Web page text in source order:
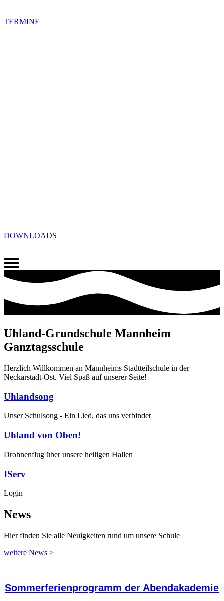
TERMINE
DOWNLOADS
Uhland-Grundschule Mannheim
Ganztagsschule
Herzlich Willkommen an Mannheims Stadtteilschule in der
Neckarstadt-Ost. Viel Spaß auf unserer Seite!
Uhlandsong
Unser Schulsong - Ein Lied, das uns verbindet
Uhland von Oben!
Drohnenflug über unsere heiligen Hallen
IServ
Login
News
Hier finden Sie alle Neuigkeiten rund um unsere Schule
weitere News >
Sommerferienprogramm der Abendakademie